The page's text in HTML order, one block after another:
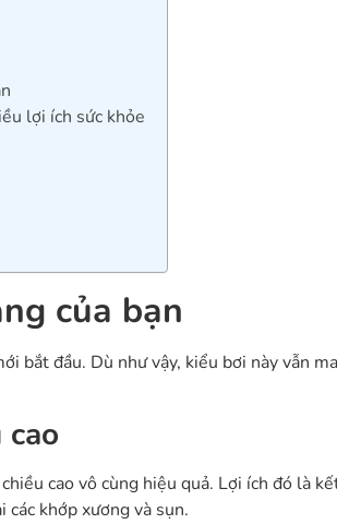
lợi ích sức khỏe
của bạn
bắt đầu. Dù như vậy, kiểu bơi này vẫn
cao vô cùng hiệu quả. Lợi ích đó là
khớp xương và sụn.